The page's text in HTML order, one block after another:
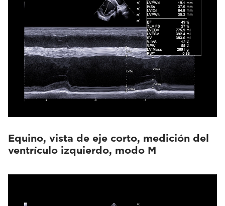
Equino, vista de eje corto, medición del
ventrículo izquierdo, modo M